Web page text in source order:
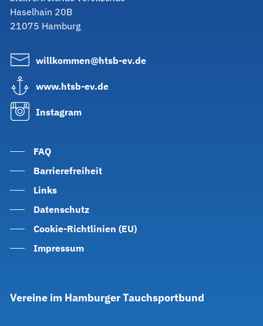
Haselhain 20B
21075 Hamburg
willkommen@htsb-ev.de
www.htsb-ev.de
Instagram
FAQ
Barrierefreiheit
Links
Datenschutz
Cookie-Richtlinien (EU)
Impressum
Vereine im HamburgerTauchsportbund